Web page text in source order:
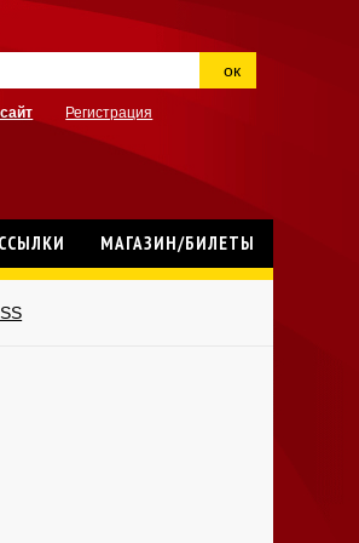
ок
Регистрация
ССЫЛКИ МАГАЗИН/БИЛЕТЫ